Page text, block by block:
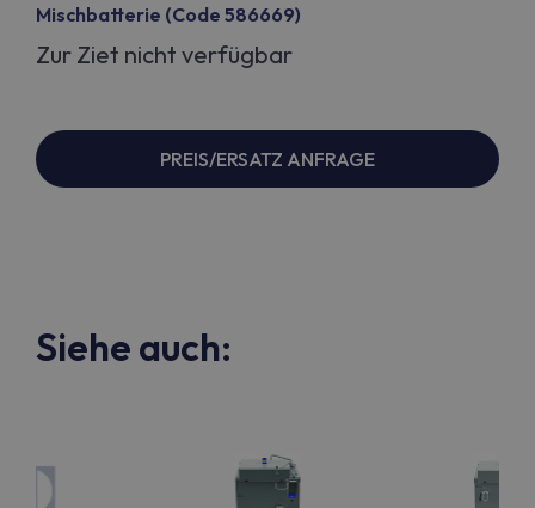
Mischbatterie (Code 586669)
Zur Ziet nicht verfügbar
PREIS/ERSATZ ANFRAGE
Siehe auch: